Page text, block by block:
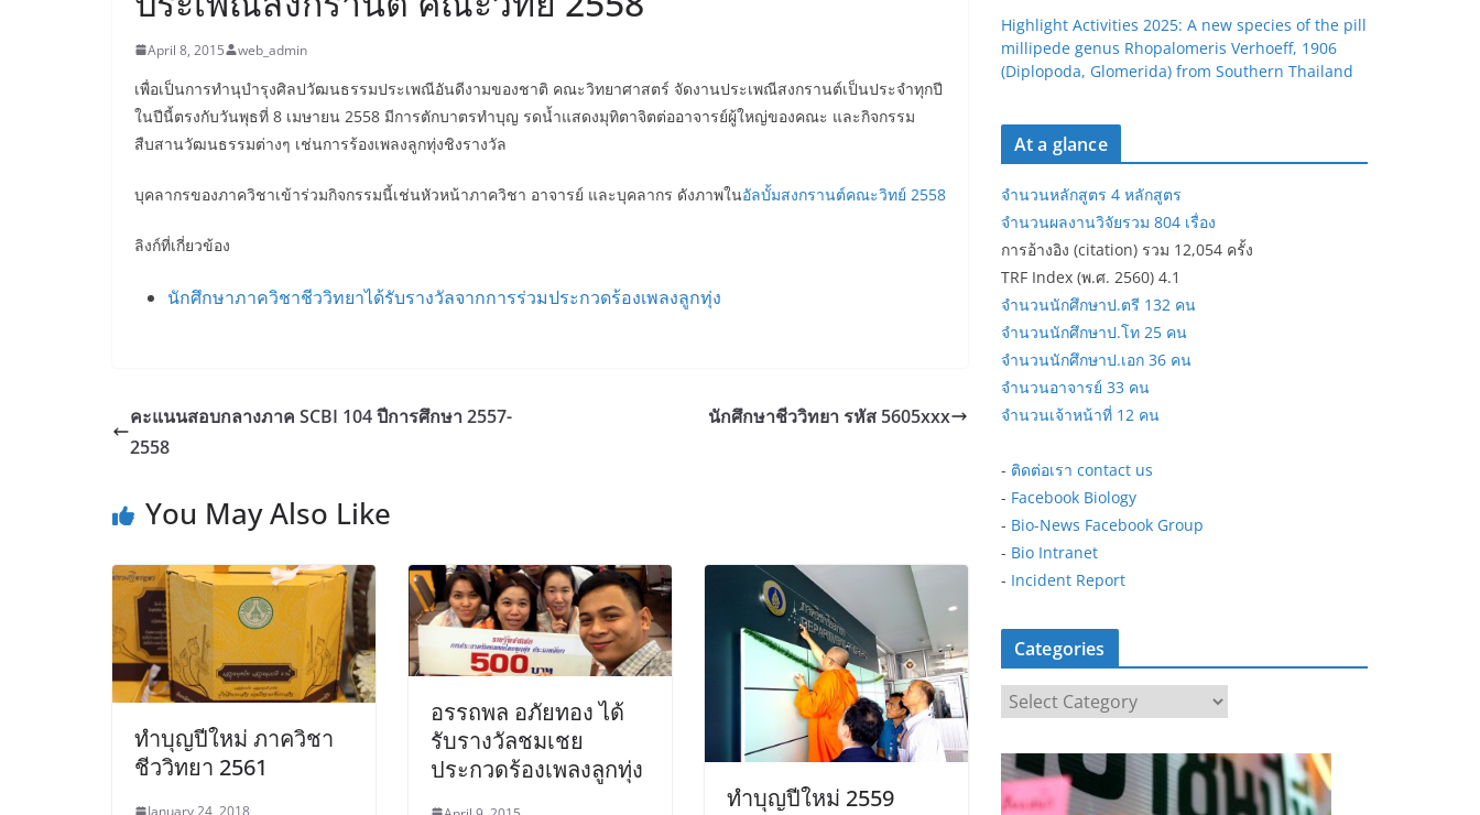
April 8, 2015 web_admin
เพื่อเป็นการทำนุบำรุงศิลปวัฒนธรรมประเพณีอันดีงามของชาติ คณะวิทยาศาสตร์ จัดงานประเพณีสงกรานต์เป็นประจำทุกปี
ในปีนี้ตรงกับวันพุธที่ 8 เมษายน 2558 มีการตักบาตรทำบุญ รดน้ำแสดงมุทิตาจิตต่ออาจารย์ผู้ใหญ่ของคณะ และกิจกรรม
สืบสานวัฒนธรรมต่างๆ เช่นการร้องเพลงลูกทุ่งชิงรางวัล
บุคลากรของภาควิชาเข้าร่วมกิจกรรมนี้เช่นหัวหน้าภาควิชา อาจารย์ และบุคลากร ดังภาพในอัลบั้มสงกรานต์คณะวิทย์ 2558
ลิงก์ที่เกี่ยวข้อง
นักศึกษาภาควิชาชีววิทยาได้รับรางวัลจากการร่วมประกวดร้องเพลงลูกทุ่ง
คะแนนสอบกลางภาค SCBI 104 ปีการศึกษา 2557-
2558
นักศึกษาชีววิทยา รหัส 5605xxx
You May Also Like
ทำบุญปีใหม่ ภาควิชา
ชีววิทยา 2561
อรรถพล อภัยทอง ได้
รับรางวัลชมเชย
ประกวดร้องเพลงลูกทุ่ง
ทำบุญปีใหม่ 2559
Highlight Activities 2025: A new species of the pill
millipede genus Rhopalomeris Verhoeff, 1906
(Diplopoda, Glomerida) from Southern Thailand
At a glance
จำนวนหลักสูตร 4 หลักสูตร
จำนวนผลงานวิจัยรวม 804 เรื่อง
การอ้างอิง (citation) รวม 12,054 ครั้ง
TRF Index (พ.ศ. 2560) 4.1
จำนวนนักศึกษาป.ตรี 132 คน
จำนวนนักศึกษาป.โท 25 คน
จำนวนนักศึกษาป.เอก 36 คน
จำนวนอาจารย์ 33 คน
จำนวนเจ้าหน้าที่ 12 คน
- ติดต่อเรา contact us
- Facebook Biology
- Bio-News Facebook Group
- Bio Intranet
- Incident Report
Categories
a
t
e
g